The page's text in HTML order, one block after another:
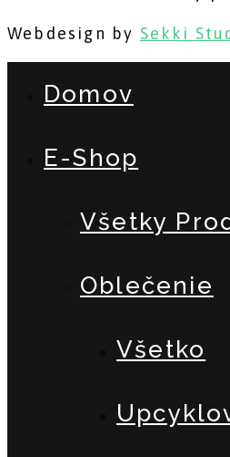
Webdesign by Sekki
Domov
E-Shop
Všetky
Oblečenie
Všetko